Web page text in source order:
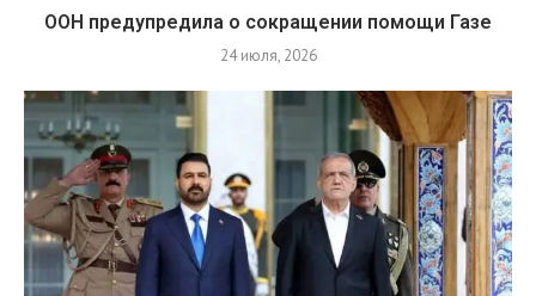
ООН предупредила о сокращении помощи Газе
24 июля, 2026